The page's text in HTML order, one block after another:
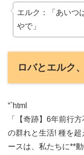
エルク：「あいつ
やで」
ロバとエルク
“`html
「【奇跡】6年前行
の群れと生活! 種を超
ースは、私たちに**